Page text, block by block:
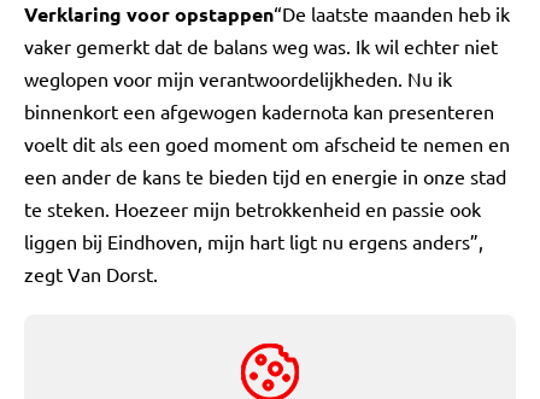
Verklaring voor opstappen“De laatste maanden heb ik
vaker gemerkt dat de balans weg was. Ik wil echter niet
weglopen voor mijn verantwoordelijkheden. Nu ik
binnenkort een afgewogen kadernota kan presenteren
voelt dit als een goed moment om afscheid te nemen en
een ander de kans te bieden tijd en energie in onze stad
te steken. Hoezeer mijn betrokkenheid en passie ook
liggen bij Eindhoven, mijn hart ligt nu ergens anders”,
zegt Van Dorst.